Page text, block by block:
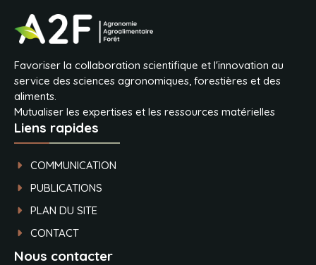
Favoriser la collaboration scientifique et l'innovation au
service des sciences agronomiques, forestières et des
aliments.
Mutualiser les expertises et les ressources matérielles
Liens rapides
COMMUNICATION
PUBLICATIONS
PLAN DU SITE
CONTACT
Nous contacter